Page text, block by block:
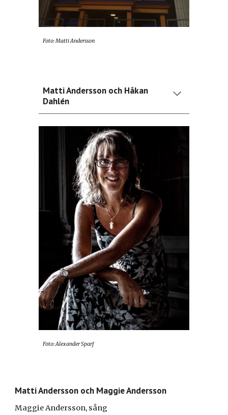
Foto: Matti Andersson
Matti Andersson och Håkan
Dahlén
Foto:Alexander Sparf
Matti Andersson och Maggie Andersson
Maggie Andersson, sång